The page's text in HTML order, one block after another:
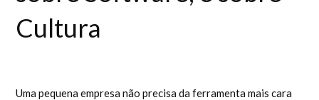
Cultura
Uma pequena empresa não precisa da ferramenta mais cara